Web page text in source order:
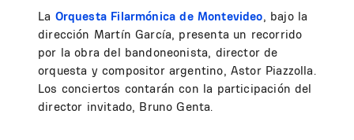
La Orquesta Filarmónica de Montevideo, bajo la
dirección Martín García, presenta un recorrido
por la obra del bandoneonista, director de
orquesta y compositor argentino, Astor Piazzolla.
Los conciertos contarán con la participación del
director invitado, Bruno Genta.